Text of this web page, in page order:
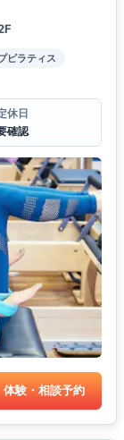
ピラティス
休日
確認
体験・相談予約